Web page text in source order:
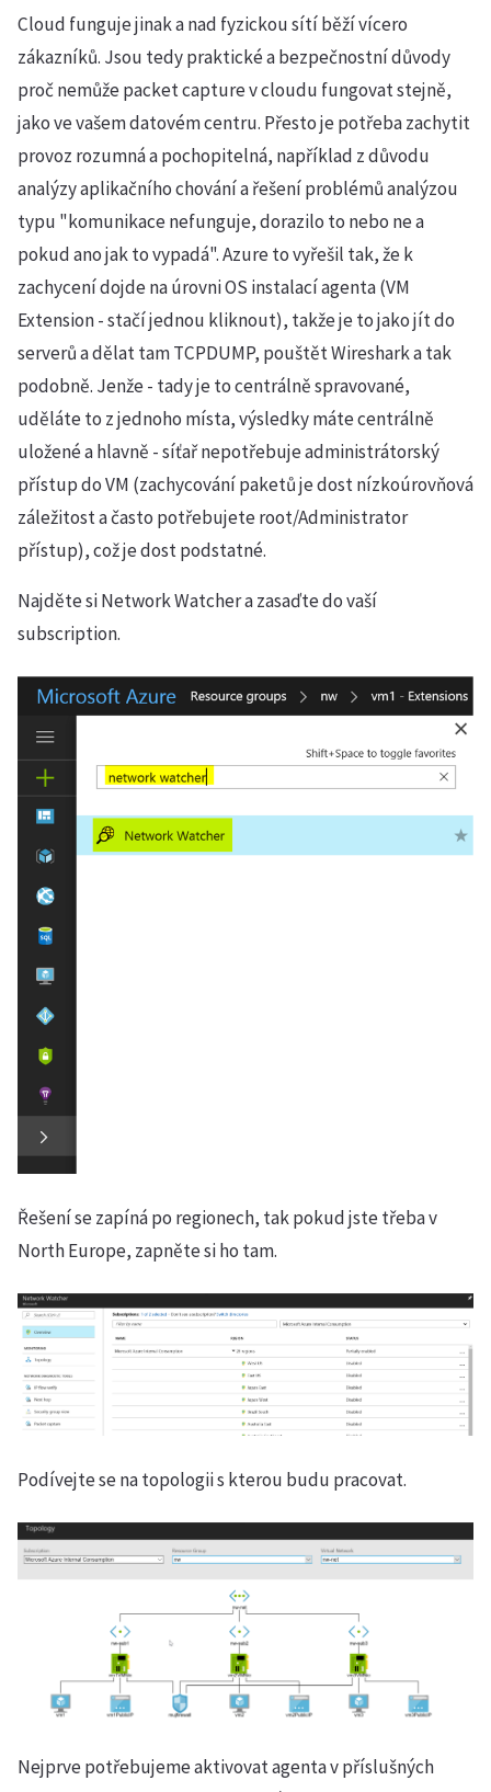
Cloud funguje jinak a nad fyzickou sítí běží vícero
zákazníků. Jsou tedy praktické a bezpečnostní důvody
proč nemůže packet capture v cloudu fungovat stejně,
jako ve vašem datovém centru. Přesto je potřeba zachytit
provoz rozumná a pochopitelná, například z důvodu
analýzy aplikačního chování a řešení problémů analýzou
typu "komunikace nefunguje, dorazilo to nebo ne a
pokud ano jak to vypadá". Azure to vyřešil tak, že k
zachycení dojde na úrovni OS instalací agenta (VM
Extension - stačí jednou kliknout), takže je to jako jít do
serverů a dělat tam TCPDUMP, pouštět Wireshark a tak
podobně. Jenže - tady je to centrálně spravované,
uděláte to z jednoho místa, výsledky máte centrálně
uložené a hlavně - síťař nepotřebuje administrátorský
přístup do VM (zachycování paketů je dost nízkoúrovňová
záležitost a často potřebujete root/Administrator
přístup), což je dost podstatné.
Najděte si Network Watcher a zasaďte do vaší
subscription.
Řešení se zapíná po regionech, tak pokud jste třeba v
North Europe, zapněte si ho tam.
Podívejte se na topologii s kterou budu pracovat.
Nejprve potřebujeme aktivovat agenta v příslušných